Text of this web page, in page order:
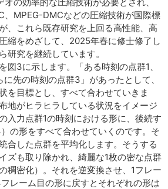
、MPEG-DMCなどの圧縮技術が国際標
、これら既存研究を上回る高性能、高
縮をめざして、2025年春に修士修了し
研究を継続しています。
図3に示します。「ある時刻の点群1、
先の時刻の点群3」があったとして、
を目標とし、すべて合わせていきま
地がヒラヒラしている状況をイメージ
入力点群1の時刻における形に、後続す
の形をすべて合わせていくのです。そ
合した点群を平均化します。そうする
ズも取り除かれ、綺麗な1枚の密な点群
稠密化）。それを逆変換させ、1フレー
レーム目の形に戻すとそれぞれの形は